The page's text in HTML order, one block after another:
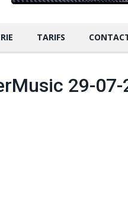
TARIFS
29-